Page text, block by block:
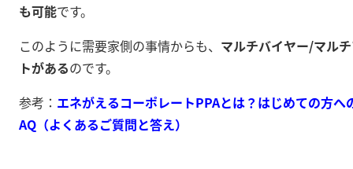
も可能です。
このように需要家側の事情からも、 マルチバイヤー/マル
トがあるのです。
参考： エネがえるコーポレートPPAとは？はじめての方へ
AQ（よくあるご質問と答え）